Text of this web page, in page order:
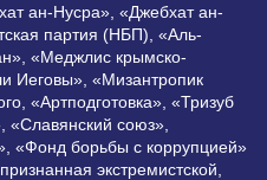
ан-Нусра», «Джебхат ан-
партия (НБП), «Аль-
«Меджлис крымско-
Иеговы», «Мизантропик
«Артподготовка», «Тризуб
союз»,
«Фонд борьбы с коррупцией»
экстремистской,